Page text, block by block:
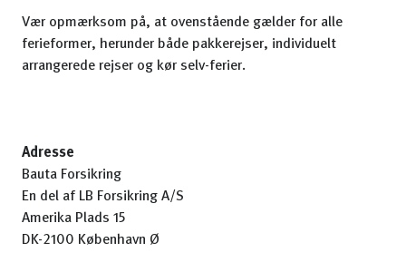
Vær opmærksom på, at ovenstående gælder for alle
ferieformer, herunder både pakkerejser, individuelt
arrangerede rejser og kør selv-ferier.
Adresse
Bauta Forsikring
En del af LB Forsikring A/S
Amerika Plads 15
DK-2100 København Ø